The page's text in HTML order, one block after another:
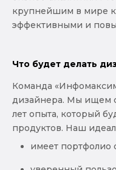
крупнейшим в мире
эффективными и
Что будет делать
Команда
дизайнера. Мы ищем
лет опыта, который
продуктов. Наш
имеет портфолио